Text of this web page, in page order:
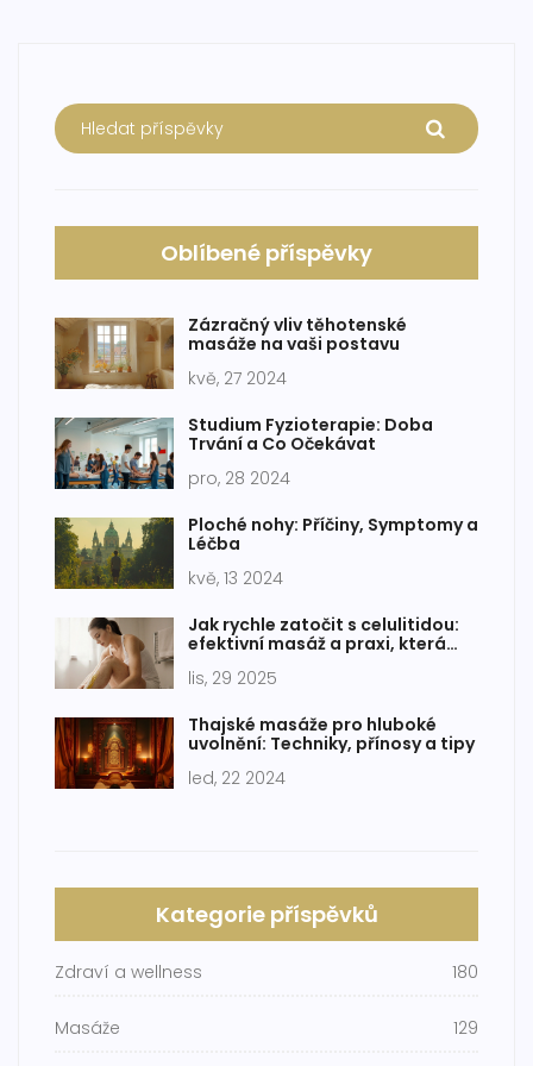
Oblíbené příspěvky
Zázračný vliv těhotenské
masáže na vaši postavu
kvě, 27 2024
Studium Fyzioterapie: Doba
Trvání a Co Očekávat
pro, 28 2024
Ploché nohy: Příčiny, Symptomy a
Léčba
kvě, 13 2024
Jak rychle zatočit s celulitidou:
efektivní masáž a praxi, která
lis, 29 2025
Thajské masáže pro hluboké
uvolnění: Techniky, přínosy a tipy
led, 22 2024
Kategorie příspěvků
Zdraví a wellness 180
Masáže 129